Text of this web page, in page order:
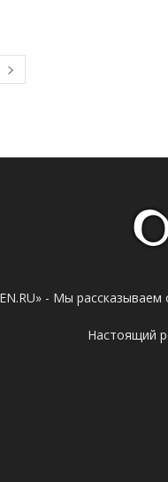
- Мы рассказываем
Настоящий